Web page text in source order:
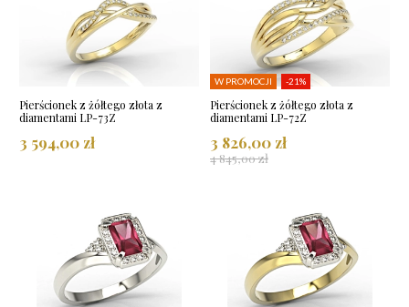
Pierścionek z żółtego złota z
diamentami LP-73Z
3 594,00 zł
W PROMOCJI -21%
Pierścionek z żółtego złota z
diamentami LP-72Z
3 826,00 zł
4 845,00 zł